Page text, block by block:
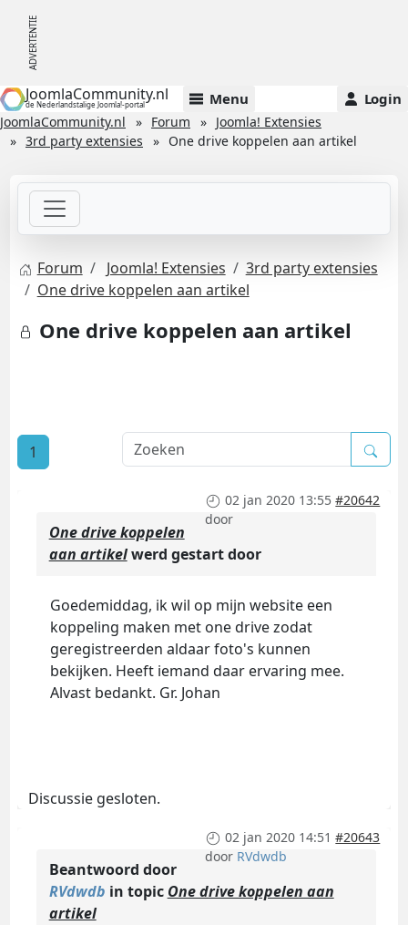
JoomlaCommunity.nl
de Nederlandstalige Joomla!-portal Menu Login
JoomlaCommunity.nl Forum
Joomla! Extensies
3rd party extensies
One drive koppelen aan artikel
Forum Joomla! Extensies
3rd party extensies
One drive koppelen aan artikel
One drive koppelen aan artikel
1
02 jan 2020 13:55 #20642
door
One drive koppelen
aan artikelwerd gestart door
Goedemiddag, ik wil op mijn website een
koppeling maken met one drive zodat
geregistreerden aldaar foto's kunnen
bekijken. Heeft iemand daar ervaring mee.
Alvast bedankt. Gr. Johan
Discussie gesloten.
02 jan 2020 14:51 #20643
door RVdwdb
Beantwoord door
RVdwdb in topic One drive koppelen aan
artikel